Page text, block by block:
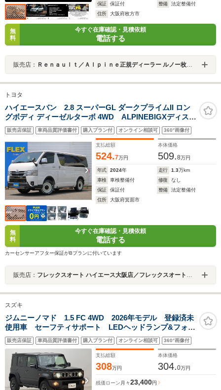
保証
保証付 整備
法定整備付
住所
大阪府枚方市
無
料
今すぐ在庫確認・見積依頼
電話する
販売店： Ｒｅｎａｕｌｔ／Ａｌｐｉｎｅ正規ディーラー ルノー枚方・アルピーヌポイント枚方
トヨタ
ハイエースバン 2.8 スーパーGL ダークプライムII ロン
グボディ ディーゼルターボ 4WD ALPINEBIGXディスプ
レイオーディオT-FORCEフロントスポイラーFLEXオリ
ジナルTYPE2ベッドキットFLEXオリジナルカラーDEEN
コロラドマーガレットホワイトホイルグッドイヤーナス
カータイヤ
販売店保証 車両品質評価書付 購入プラン付 オンライン相談可 360°画像付
支払総額
524.7万円
本体価格
509.8万円
年式 2024年 走行 1.3万km
車検
車検整備付 修復
なし
保証
保証付 整備
法定整備付
住所
大阪府箕面市
無
料
今すぐ在庫確認・見積依頼
電話する
カーセンサーアフター保証がBプランに付いています
販売店： フレックスオート ハイエース大阪店／フレックスオート株式会社
スズキ
ジムニーノマド 1.5 FC 4WD 2026年モデル 登録済未
使用車 セーフティサポート LEDヘッドランプ&フォグ
ランプ 本革巻きステアリング オートエアコン 撥水
加工シート 背面タイヤカバー 15インチアルミホイー
ル パーキングセンサー
販売店保証 車両品質評価書付 購入プラン付 オンライン相談可 360°画像付
支払総額
308万円
本体価格
304.0万円
残価ローン 月々23,400円